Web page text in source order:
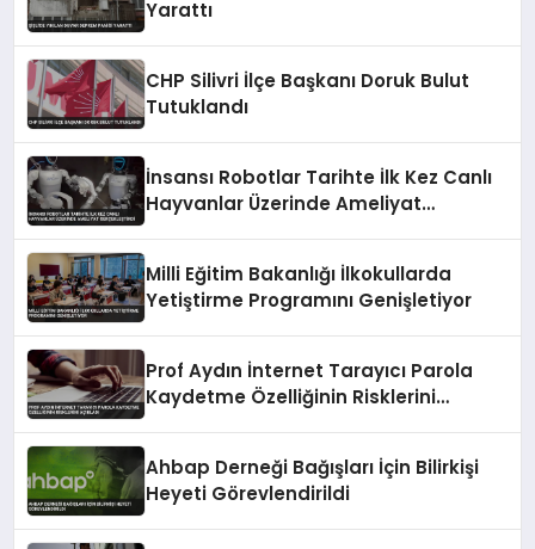
Yarattı
CHP Silivri İlçe Başkanı Doruk Bulut
Tutuklandı
İnsansı Robotlar Tarihte İlk Kez Canlı
Hayvanlar Üzerinde Ameliyat
Milli Eğitim Bakanlığı İlkokullarda
Yetiştirme Programını Genişletiyor
Prof Aydın İnternet Tarayıcı Parola
Kaydetme Özelliğinin Risklerini
Ahbap Derneği Bağışları İçin Bilirkişi
Heyeti Görevlendirildi